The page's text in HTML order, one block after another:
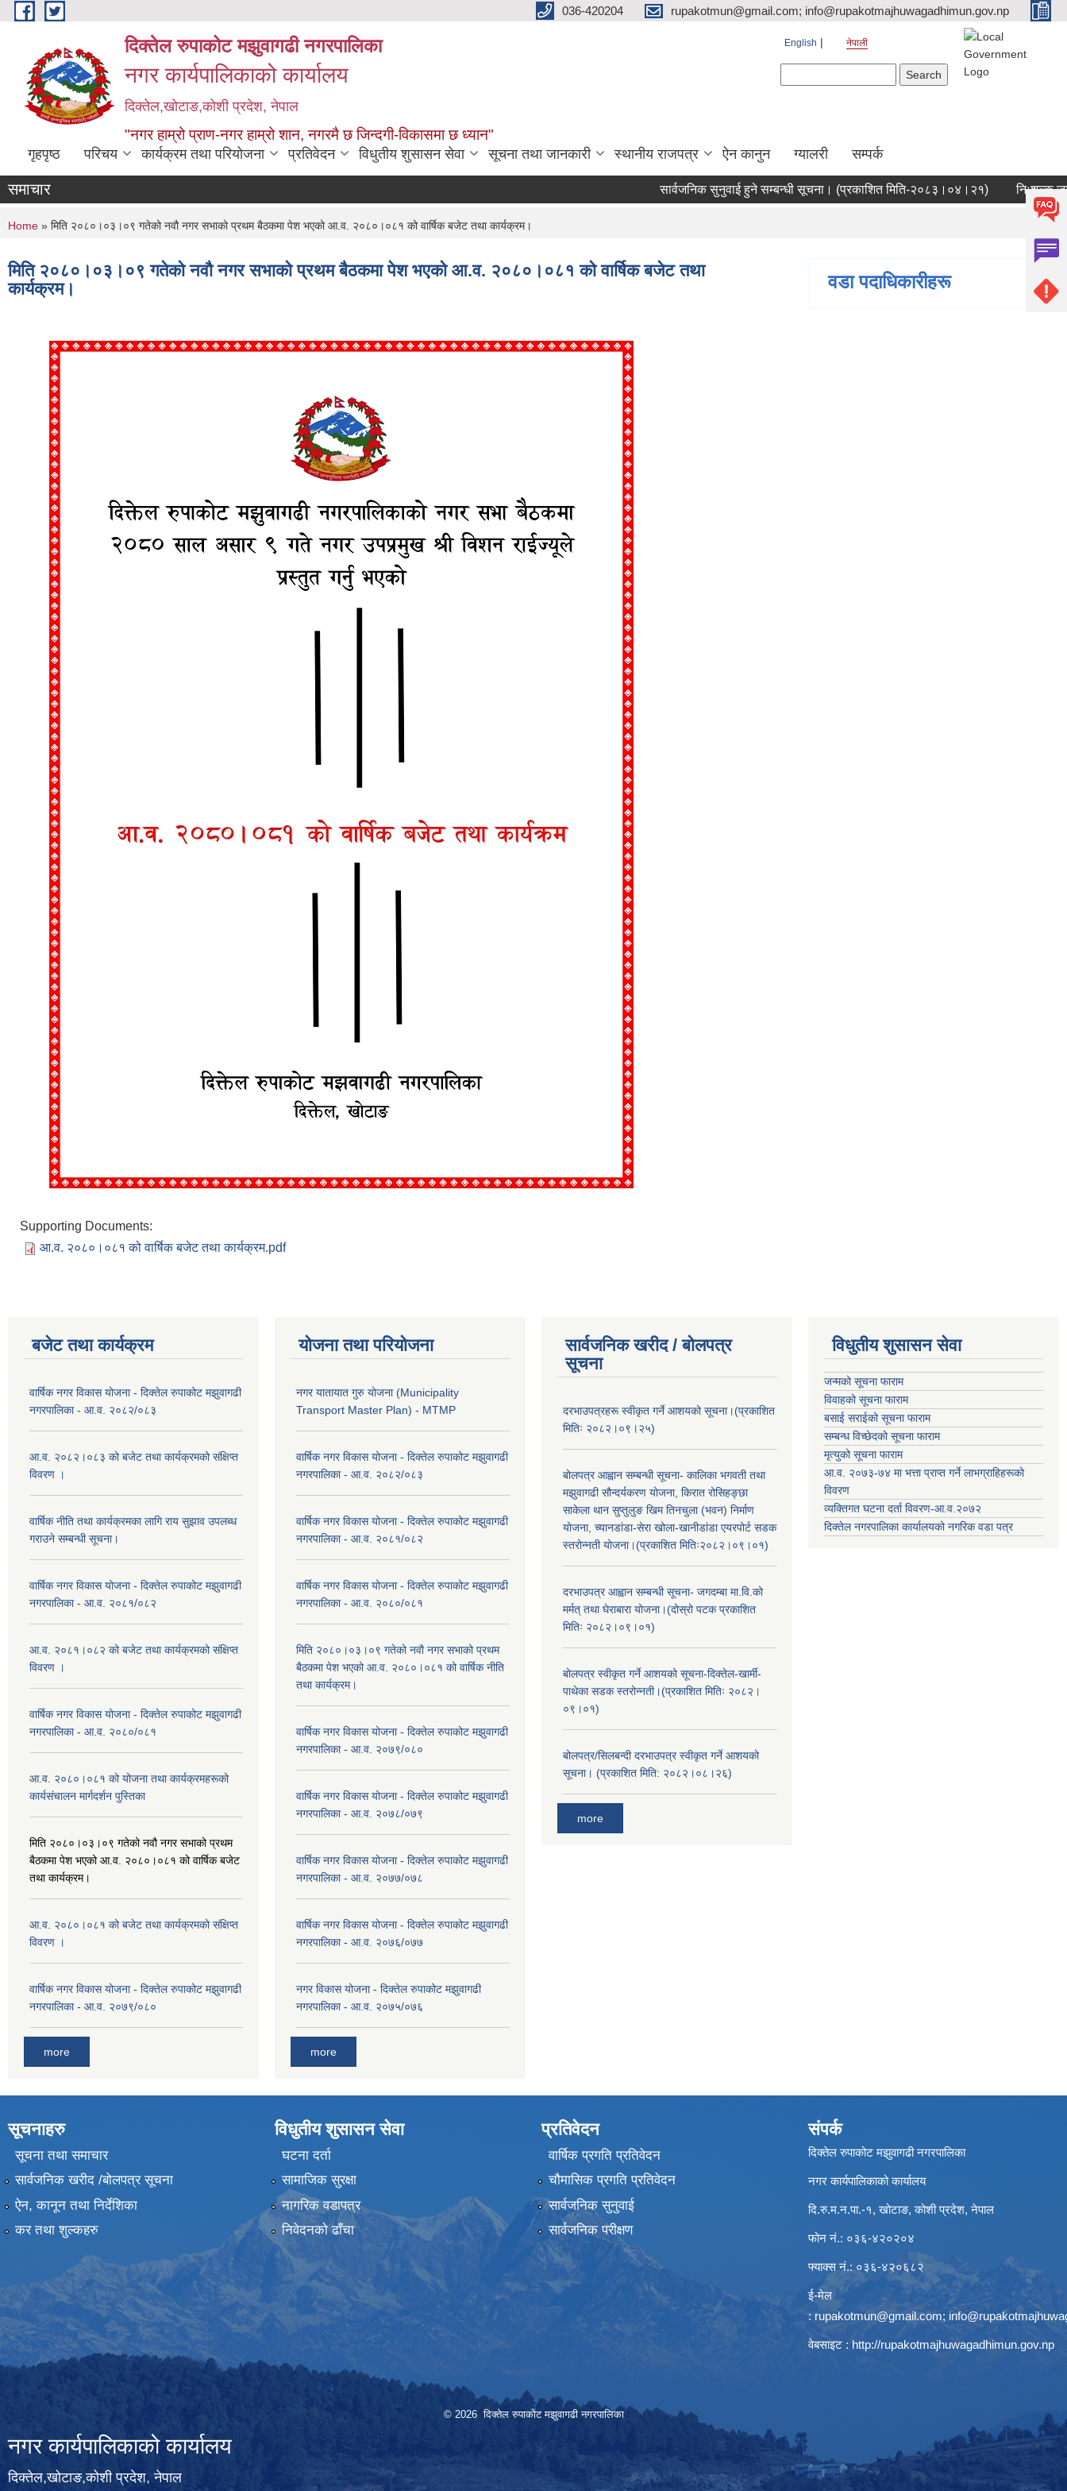
Skip to main content 036-420204 rupakotmun@gmail.com; info@rupakotmajhuwagadhimun.gov.np
दिक्तेल रुपाकोट मझुवागढी नगरपालिका
नगर कार्यपालिकाको कार्यालय
दिक्तेल,खोटाङ,कोशी प्रदेश, नेपाल
"नगर हाम्रो प्राण-नगर हाम्रो शान, नगरमै छ जिन्दगी-विकासमा छ ध्यान"
English नेपाली
गृहपृष्ठ परिचय कार्यक्रम तथा परियोजना प्रतिवेदन विधुतीय शुसासन सेवा सूचना तथा जानकारी स्थानीय राजपत्र ऐन कानुन ग्यालरी सम्पर्क
समाचार सार्वजनिक सुनुवाई हुने सम्बन्धी सूचना। (प्रकाशित मिति-२०८३।०४।२१) निःशुल्क जग्गा
You are here
Home » मिति २०८०।०३।०९ गतेको नवौ नगर सभाको प्रथम बैठकमा पेश भएको आ.व. २०८०।०८१ को वार्षिक बजेट तथा कार्यक्रम।
मिति २०८०।०३।०९ गतेको नवौ नगर सभाको प्रथम बैठकमा पेश भएको आ.व. २०८०।०८१ को वार्षिक बजेट तथा
कार्यक्रम।
Supporting Documents:
आ.व. २०८०।०८१ को वार्षिक बजेट तथा कार्यक्रम.pdf
वडा पदाधिकारीहरू
बजेट तथा कार्यक्रम
वार्षिक नगर विकास योजना - दिक्तेल रुपाकोट मझुवागढी
नगरपालिका - आ.व. २०८२/०८३
आ.व. २०८२।०८३ को बजेट तथा कार्यक्रमको संक्षिप्त
विवरण ।
वार्षिक नीति तथा कार्यक्रमका लागि राय सुझाव उपलब्ध
गराउने सम्बन्धी सूचना।
वार्षिक नगर विकास योजना - दिक्तेल रुपाकोट मझुवागढी
नगरपालिका - आ.व. २०८१/०८२
आ.व. २०८१।०८२ को बजेट तथा कार्यक्रमको संक्षिप्त
विवरण ।
वार्षिक नगर विकास योजना - दिक्तेल रुपाकोट मझुवागढी
नगरपालिका - आ.व. २०८०/०८१
आ.व. २०८०।०८१ को योजना तथा कार्यक्रमहरूको
कार्यसंचालन मार्गदर्शन पुस्तिका
मिति २०८०।०३।०९ गतेको नवौ नगर सभाको प्रथम
बैठकमा पेश भएको आ.व. २०८०।०८१ को वार्षिक बजेट
तथा कार्यक्रम।
आ.व. २०८०।०८१ को बजेट तथा कार्यक्रमको संक्षिप्त
विवरण ।
वार्षिक नगर विकास योजना - दिक्तेल रुपाकोट मझुवागढी
नगरपालिका - आ.व. २०७९/०८०
more
योजना तथा परियोजना
नगर यातायात गुरु योजना (Municipality
Transport Master Plan) - MTMP
वार्षिक नगर विकास योजना - दिक्तेल रुपाकोट मझुवागढी
नगरपालिका - आ.व. २०८२/०८३
वार्षिक नगर विकास योजना - दिक्तेल रुपाकोट मझुवागढी
नगरपालिका - आ.व. २०८१/०८२
वार्षिक नगर विकास योजना - दिक्तेल रुपाकोट मझुवागढी
नगरपालिका - आ.व. २०८०/०८१
मिति २०८०।०३।०९ गतेको नवौ नगर सभाको प्रथम
बैठकमा पेश भएको आ.व. २०८०।०८१ को वार्षिक नीति
तथा कार्यक्रम।
वार्षिक नगर विकास योजना - दिक्तेल रुपाकोट मझुवागढी
नगरपालिका - आ.व. २०७९/०८०
वार्षिक नगर विकास योजना - दिक्तेल रुपाकोट मझुवागढी
नगरपालिका - आ.व. २०७८/०७९
वार्षिक नगर विकास योजना - दिक्तेल रुपाकोट मझुवागढी
नगरपालिका - आ.व. २०७७/०७८
वार्षिक नगर विकास योजना - दिक्तेल रुपाकोट मझुवागढी
नगरपालिका - आ.व. २०७६/०७७
नगर विकास योजना - दिक्तेल रुपाकोट मझुवागढी
नगरपालिका - आ.व. २०७५/०७६
more
सार्वजनिक खरीद / बोलपत्र
सूचना
दरभाउपत्रहरू स्वीकृत गर्ने आशयको सूचना।(प्रकाशित
मितिः २०८२।०९।२५)
बोलपत्र आह्वान सम्बन्धी सूचना- कालिका भगवती तथा
मझुवागढी सौन्दर्यकरण योजना, किरात रोसिहङ्छा
साकेला थान सुप्तुलुङ खिम तिनचुला (भवन) निर्माण
योजना, च्यानडांडा-सेरा खोला-खानीडांडा एयरपोर्ट सडक
स्तरोन्नती योजना।(प्रकाशित मितिः२०८२।०९।०१)
दरभाउपत्र आह्वान सम्बन्धी सूचना- जगदम्बा मा.वि.को
मर्मत् तथा घेराबारा योजना।(दोस्रो पटक प्रकाशित
मितिः २०८२।०९।०१)
बोलपत्र स्वीकृत गर्ने आशयको सूचना-दिक्तेल-खार्मी-
पाथेका सडक स्तरोन्नती।(प्रकाशित मितिः २०८२।
०९।०१)
बोलपत्र/सिलबन्दी दरभाउपत्र स्वीकृत गर्ने आशयको
सूचना। (प्रकाशित मिति: २०८२।०८।२६)
more
विधुतीय शुसासन सेवा
जन्मको सूचना फाराम
विवाहको सूचना फाराम
बसाई सराईको सूचना फाराम
सम्बन्ध विच्छेदको सूचना फाराम
मृत्युको सूचना फाराम
आ.व. २०७३-७४ मा भत्ता प्राप्त गर्ने लाभग्राहिहरूको
विवरण
व्यक्तिगत घटना दर्ता विवरण-आ.व.२०७२
दिक्तेल नगरपालिका कार्यालयको नगरिक वडा पत्र
सूचनाहरु
सूचना तथा समाचार
सार्वजनिक खरीद /बोलपत्र सूचना
ऐन, कानून तथा निर्देशिका
कर तथा शुल्कहरु
विधुतीय शुसासन सेवा
घटना दर्ता
सामाजिक सुरक्षा
नागरिक वडापत्र
निवेदनको ढाँचा
प्रतिवेदन
वार्षिक प्रगति प्रतिवेदन
चौमासिक प्रगति प्रतिवेदन
सार्वजनिक सुनुवाई
सार्वजनिक परीक्षण
संपर्क
दिक्तेल रुपाकोट मझुवागढी नगरपालिका
नगर कार्यपालिकाको कार्यालय
दि.रु.म.न.पा.-१, खोटाङ, कोशी प्रदेश, नेपाल
फोन नं.: ०३६-४२०२०४
फ्याक्स नं.: ०३६-४२०६८२
ई-मेल
: rupakotmun@gmail.com;
वेबसाइट : http://rupakotmajhuwagadhimun.gov.np
© 2026 दिक्तेल रुपाकोट मझुवागढी नगरपालिका
नगर कार्यपालिकाको कार्यालय
दिक्तेल,खोटाङ,कोशी प्रदेश, नेपाल